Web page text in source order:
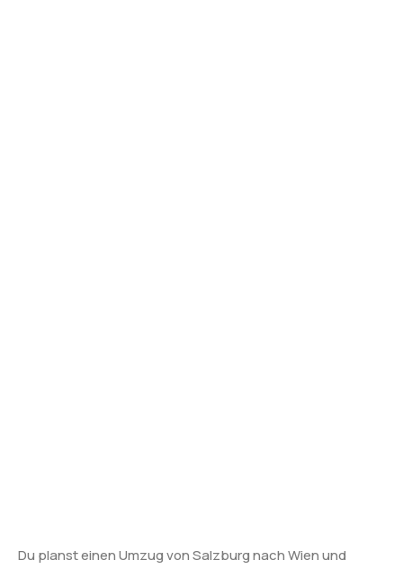
Du planst einen Umzug von Salzburg nach Wien und